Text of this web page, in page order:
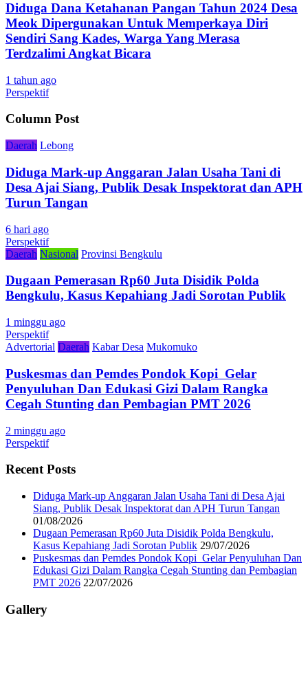
Diduga Dana Ketahanan Pangan Tahun 2024 Desa
Meok Dipergunakan Untuk Memperkaya Diri
Sendiri Sang Kades, Warga Yang Merasa
Terdzalimi Angkat Bicara
1 tahun ago
Perspektif
Column Post
Daerah Lebong
Diduga Mark-up Anggaran Jalan Usaha Tani di
Desa Ajai Siang, Publik Desak Inspektorat dan APH
Turun Tangan
6 hari ago
Perspektif
Daerah Nasional Provinsi Bengkulu
Dugaan Pemerasan Rp60 Juta Disidik Polda
Bengkulu, Kasus Kepahiang Jadi Sorotan Publik
1 minggu ago
Perspektif
Advertorial Daerah Kabar Desa Mukomuko
Puskesmas dan Pemdes Pondok Kopi Gelar
Penyuluhan Dan Edukasi Gizi Dalam Rangka
Cegah Stunting dan Pembagian PMT 2026
2 minggu ago
Perspektif
Recent Posts
Diduga Mark-up Anggaran Jalan Usaha Tani di Desa Ajai
Siang, Publik Desak Inspektorat dan APH Turun Tangan
01/08/2026
Dugaan Pemerasan Rp60 Juta Disidik Polda Bengkulu,
Kasus Kepahiang Jadi Sorotan Publik 29/07/2026
Puskesmas dan Pemdes Pondok Kopi Gelar Penyuluhan Dan
Edukasi Gizi Dalam Rangka Cegah Stunting dan Pembagian
PMT 2026 22/07/2026
Gallery